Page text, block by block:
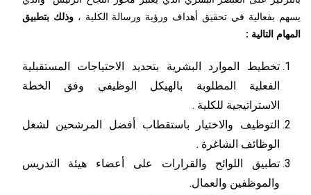
يسهم بفعالية في تحقيق أهداف ورؤية ورسالة الكلية ،وذلك بتطبيق
المهام التالية :
تخطيط الموارد البشرية بتحديد الاحتياجات المستقبلية
الفعلية المطلوبة بالهيكل الوظيفي وفق الخطة
الاستراتيجية للكلية .
التوظيف والاختيار باستقطاب أفضل المرشحين لشغل
الوظائف الشاغرة .
تطبيق اللوائح والقرارات على أعضاء هيئة التدريس
والموظفين والعمال.